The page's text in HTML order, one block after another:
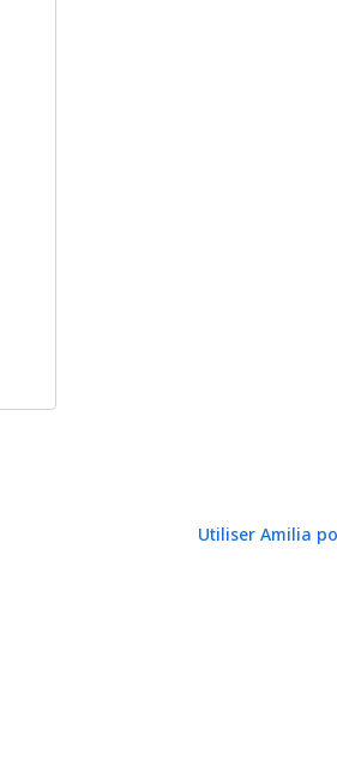
Utiliser Amilia